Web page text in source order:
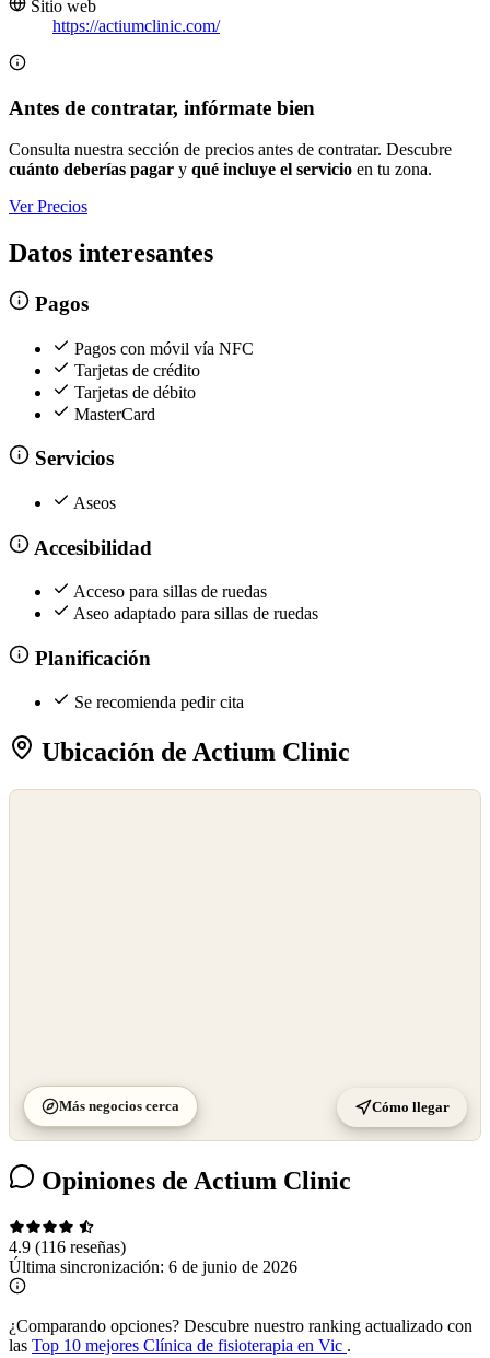
Sitio web
https://actiumclinic.com/
Antes de contratar, infórmate bien
Consulta nuestra sección de precios antes de contratar. Descubre
cuánto deberías pagar y qué incluye el servicio en tu zona.
Ver Precios
Datos interesantes
Pagos
Pagos con móvil vía NFC
Tarjetas de crédito
Tarjetas de débito
MasterCard
Servicios
Aseos
Accesibilidad
Acceso para sillas de ruedas
Aseo adaptado para sillas de ruedas
Planificación
Se recomienda pedir cita
Ubicación de Actium Clinic
Más negocios cerca Cómo llegar
Opiniones de Actium Clinic
4.9 (116 reseñas)
Última sincronización: 6 de junio de 2026
¿Comparando opciones? Descubre nuestro ranking actualizado con
las Top 10 mejores Clínica de fisioterapia en Vic .